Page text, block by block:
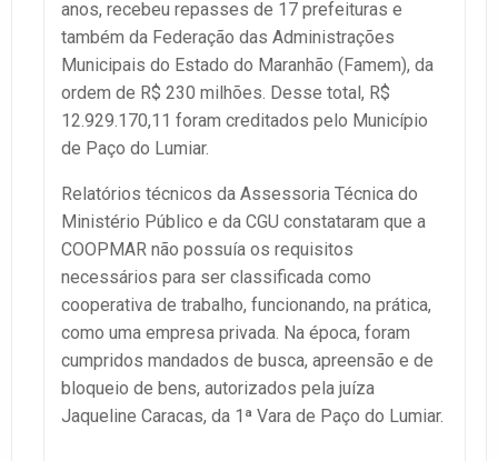
anos, recebeu repasses de 17 prefeituras e
também da Federação das Administrações
Municipais do Estado do Maranhão (Famem), da
ordem de R$ 230 milhões. Desse total, R$
12.929.170,11 foram creditados pelo Município
de Paço do Lumiar.
Relatórios técnicos da Assessoria Técnica do
Ministério Público e da CGU constataram que a
COOPMAR não possuía os requisitos
necessários para ser classificada como
cooperativa de trabalho, funcionando, na prática,
como uma empresa privada. Na época, foram
cumpridos mandados de busca, apreensão e de
bloqueio de bens, autorizados pela juíza
Jaqueline Caracas, da 1ª Vara de Paço do Lumiar.